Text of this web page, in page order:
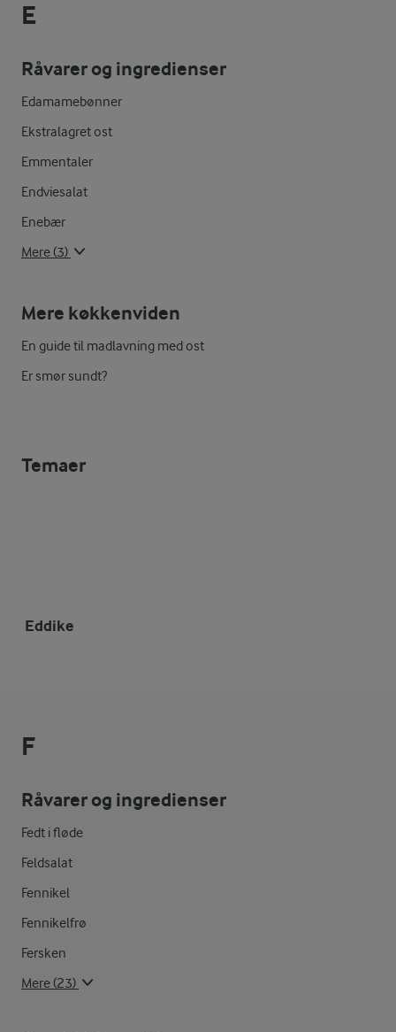
E
Råvarer og ingredienser
Edamamebønner
Ekstralagret ost
Emmentaler
Endviesalat
Enebær
Mere (3)
Mere køkkenviden
En guide til madlavning med ost
Er smør sundt?
Temaer
Eddike
F
Råvarer og ingredienser
Fedt i fløde
Feldsalat
Fennikel
Fennikelfrø
Fersken
Mere (23)